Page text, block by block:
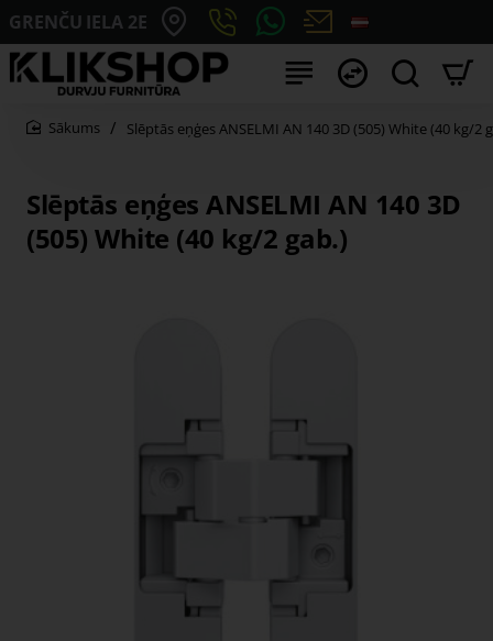
GRENČU IELA 2E
Slēptās eņģes ANSELMI AN 140 3D
(505) White (40 kg/2 gab.)
Slēptās eņģes ANSELMI AN 140 3D (505) White (40 kg/2